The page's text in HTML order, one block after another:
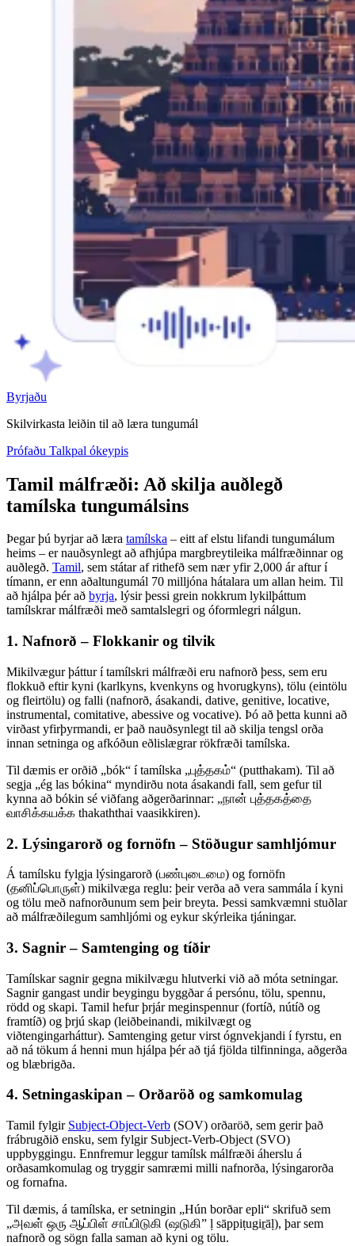
Byrjaðu
Skilvirkasta leiðin til að læra tungumál
Prófaðu Talkpal ókeypis
Tamil málfræði: Að skilja auðlegð
tamílska tungumálsins
Þegar þú byrjar að læra tamílska – eitt af elstu lifandi tungumálum
heims – er nauðsynlegt að afhjúpa margbreytileika málfræðinnar og
auðlegð. Tamil, sem státar af rithefð sem nær yfir 2,000 ár aftur í
tímann, er enn aðaltungumál 70 milljóna hátalara um allan heim. Til
að hjálpa þér að byrja, lýsir þessi grein nokkrum lykilþáttum
tamílskrar málfræði með samtalslegri og óformlegri nálgun.
1. Nafnorð – Flokkanir og tilvik
Mikilvægur þáttur í tamílskri málfræði eru nafnorð þess, sem eru
flokkuð eftir kyni (karlkyns, kvenkyns og hvorugkyns), tölu (eintölu
og fleirtölu) og falli (nafnorð, ásakandi, dative, genitive, locative,
instrumental, comitative, abessive og vocative). Þó að þetta kunni að
virðast yfirþyrmandi, er það nauðsynlegt til að skilja tengsl orða
innan setninga og afkóðun eðlislægrar rökfræði tamílska.
Til dæmis er orðið „bók“ í tamílska „புத்தகம்“ (putthakam). Til að
segja „ég las bókina“ myndirðu nota ásakandi fall, sem gefur til
kynna að bókin sé viðfang aðgerðarinnar: „நான் புத்தகத்தை
வாசிக்கயக்க thakaththai vaasikkiren).
2. Lýsingarorð og fornöfn – Stöðugur samhljómur
Á tamílsku fylgja lýsingarorð (பண்புடைமை) og fornöfn
(தனிப்பொருள்) mikilvæga reglu: þeir verða að vera sammála í kyni
og tölu með nafnorðunum sem þeir breyta. Þessi samkvæmni stuðlar
að málfræðilegum samhljómi og eykur skýrleika tjáningar.
3. Sagnir – Samtenging og tíðir
Tamílskar sagnir gegna mikilvægu hlutverki við að móta setningar.
Sagnir gangast undir beygingu byggðar á persónu, tölu, spennu,
rödd og skapi. Tamil hefur þrjár meginspennur (fortíð, nútíð og
framtíð) og þrjú skap (leiðbeinandi, mikilvægt og
viðtengingarháttur). Samtenging getur virst ógnvekjandi í fyrstu, en
að ná tökum á henni mun hjálpa þér að tjá fjölda tilfinninga, aðgerða
og blæbrigða.
4. Setningaskipan – Orðaröð og samkomulag
Tamil fylgir Subject-Object-Verb (SOV) orðaröð, sem gerir það
frábrugðið ensku, sem fylgir Subject-Verb-Object (SVO)
uppbyggingu. Ennfremur leggur tamílsk málfræði áherslu á
orðasamkomulag og tryggir samræmi milli nafnorða, lýsingarorða
og fornafna.
Til dæmis, á tamílska, er setningin „Hún borðar epli“ skrifuð sem
„அவள் ஒரு ஆப்பிள் சாப்பிடுகி (ஷடுகி” ḷ sāppiṭugiṟāḷ), þar sem
nafnorð og sögn falla saman að kyni og tölu.